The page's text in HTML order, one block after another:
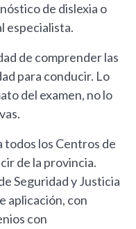
de dislexia o
especialista.
de comprender las
para conducir. Lo
del examen, no lo
todos los Centros de
de la provincia.
Seguridad y Justicia
aplicación, con
con